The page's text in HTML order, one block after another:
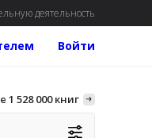
деятельность
Войти
1 528 000 книг